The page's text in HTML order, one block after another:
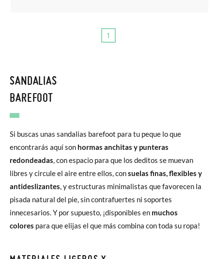
1
SANDALIAS
BAREFOOT
Si buscas unas sandalias barefoot para tu peque lo que
encontrarás aquí son hormas anchitas y punteras
redondeadas, con espacio para que los deditos se muevan
libres y circule el aire entre ellos, consuelas finas, flexibles y
antideslizantes, y estructuras minimalistas que favorecen la
pisada natural del pie, sin contrafuertes ni soportes
innecesarios. Y por supuesto, ¡disponibles en muchos
colores para que elijas el que más combina con toda su ropa!